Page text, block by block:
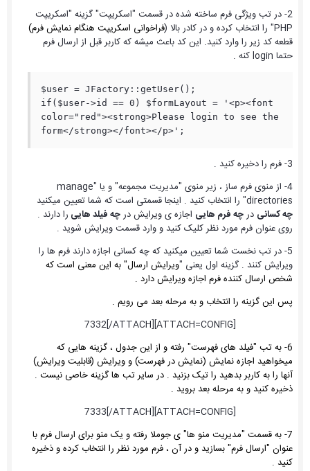
2- در تب ویژگی فرم ساخته شده در قسمت "اسکریپت" گزینه "اسکریپت
PHP" را انتخاب کرده و در کادر بالا (
فراخوانی اسکریپت هنگام نمایش فرم)
قطعه کد زیر را وارد کنید. این کد باعث میشه که کاربر قبل از ارسال فرم
حتما login کنه .
$user = JFactory::getUser();
if($user->id == 0) $formLayout = '<p><font
color="red"><strong>Please login to see the
form</strong></font></p>';
3- فرم را دخیره کنید .
4- از منوی فرم ساز ، زیر منوی "مدیریت مجموعه" و یا "manage
directories" را انتخاب کنید . اینجا قسمتی است که شما تعیین میکنید
چه کسانی درچه فرم هایی اجازه ی ویرایش درچه فیلد هایی را دارند .
روی عنوان فرم مورد نظر کلیک کنید و وارد قسمت ویرایش شوید .
5- در تب نخست شما تعیین میکنید که چه کسانی اجازه دارند فرم ها را
ویرایش کنند . گزینه اول یعنی "ویرایش ارسال" به این معنی است که
شخص ارسال کننده فرم اجازه ویرایش دارد .
پس این گزینه را انتخاب و به مرحله بعد می رویم .
[ATTACH=CONFIG]7332[/ATTACH]
6- به تب "فیلد های فهرست" رفته و از این جدول ، گزینه هایی که
میخواهید اجازه نمایش (نمایش در فهرست) و ویرایش (قابلیت ویرایش)
آنها را به کاربر بدهید را تیک بزنید . در سایر تب ها گزینه خاصی نیست .
ذخیره کنید و به مرحله بعد بروید .
[ATTACH=CONFIG]7333[/ATTACH]
7- به قسمت "مدیریت منو ها" ی جوملا رفته و یک منو برای ارسال فرم با
عنوان "ارسال فرم" بسازید و در آن ، فرم مورد نظر را انتخاب کرده و ذخیره
کنید .